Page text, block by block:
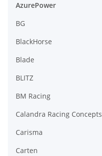
AzurePower
BG
BlackHorse
Blade
BLITZ
BM Racing
Calandra Racing Concepts
Carisma
Carten